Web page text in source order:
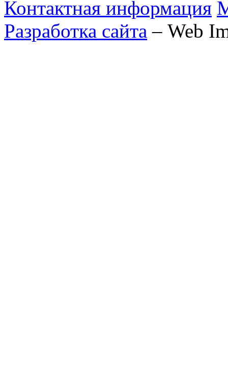
Контактная информация
Разработка сайта – Web